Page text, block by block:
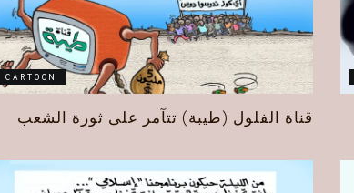
CARTOON
قناة الفلول (طيبة) تتآمر على ثورة الشعب